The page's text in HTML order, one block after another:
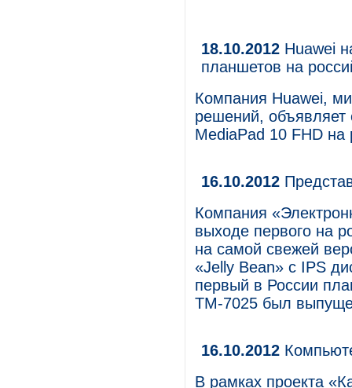
18.10.2012 Huawei
планшетов на
Компания Huawei,
решений,
MediaPad 10 FHD на
16.10.2012
Компания
выходе первого на
на самой свежей
«Jelly Bean» с IPS
первый в России
TM-7025 был
16.10.2012
В рамках проекта